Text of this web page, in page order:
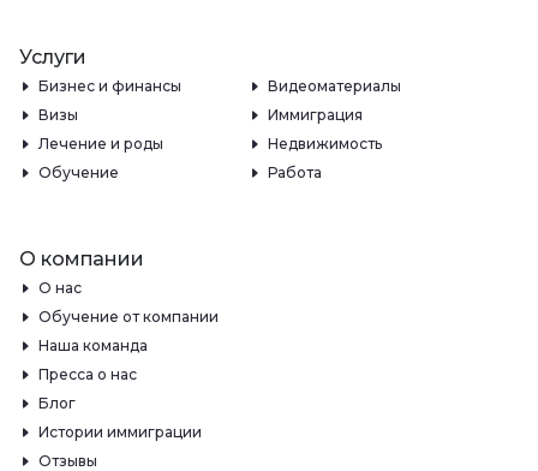
Услуги
Бизнес и финансы
Видеоматериалы
Визы
Иммиграция
Лечение и роды
Недвижимость
Обучение
Работа
О компании
О нас
Обучение от компании
Наша команда
Пресса о нас
Блог
Истории иммиграции
Отзывы